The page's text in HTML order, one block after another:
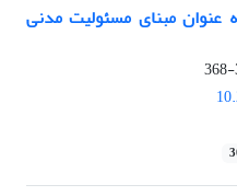
عنوان مبنای مسئولیت مدنی